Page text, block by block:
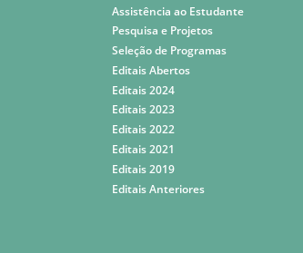
Assistência ao Estudante
Pesquisa e Projetos
Seleção de Programas
Editais Abertos
Editais 2024
Editais 2023
Editais 2022
Editais 2021
Editais 2019
Editais Anteriores